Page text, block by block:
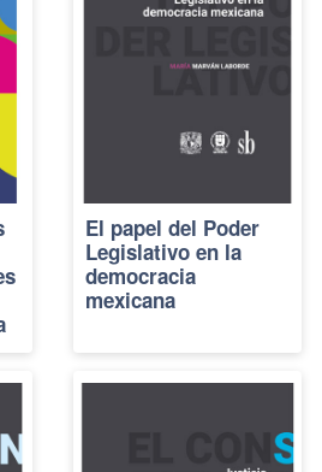
El papel del Poder
Legislativo en la
democracia
mexicana